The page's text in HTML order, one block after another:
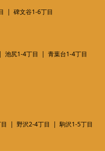
碑文谷1-6丁目
池尻1-4丁目
青葉台1-4丁目
野沢2-4丁目 駒沢1-5丁目